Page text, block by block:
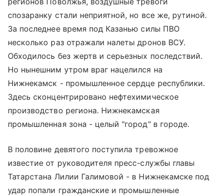
спозаранку стали неприятной, но все же, рутиной.
За последнее время под Казанью силы ПВО
несколько раз отражали налеты дронов ВСУ.
Обходилось без жертв и серьезных последствий.
Но нынешним утром враг нацелился на
Нижнекамск - промышленное сердце республики.
Здесь сконцентрировано нефтехимическое
производство региона. Нижнекамская
промышленная зона - целый "город" в городе.
В половине девятого поступила тревожное
известие от руководителя пресс-службы главы
Татарстана Лилии Галимовой - в Нижнекамске под
удар попали гражданские и промышленные